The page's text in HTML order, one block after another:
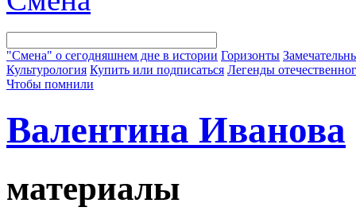
"Смена" о сегодняшнем дне в истории Горизонты
Культурология Купить или подписаться Легенды
Чтобы помнили
Валентина Иванова
материалы